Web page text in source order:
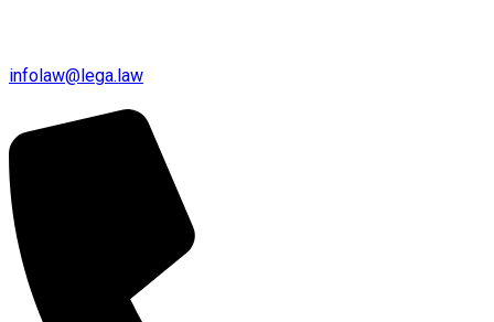
infolaw@lega.law